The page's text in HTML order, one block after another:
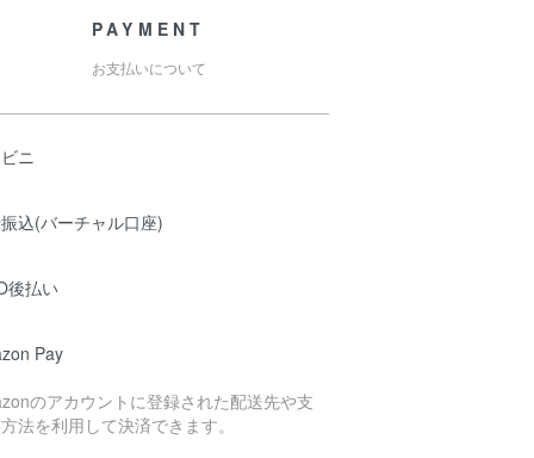
PAYMENT
お支払いについて
ニ
込(バーチャル口座)
後払い
Pay
のアカウントに登録された配送先や支
法を利用して決済できます。